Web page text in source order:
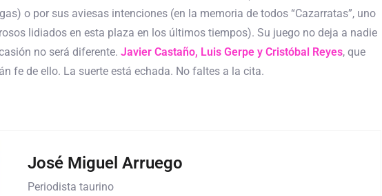
o por sus aviesas intenciones (en la memoria de todos “Cazarratas”, uno
lidiados en esta plaza en los últimos tiempos). Su juego no deja a nadie
no será diferente. Javier Castaño, Luis Gerpe y Cristóbal Reyes, que
fe de ello. La suerte está echada. No faltes a la cita.
José Miguel Arruego
Periodista taurino